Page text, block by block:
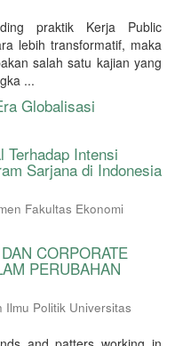
praktik Kerja Public
lebih transformatif, maka
salah satu kajian yang
...
Globalisasi
Terhadap Intensi
Sarjana di Indonesia
Fakultas Ekonomi
CORPORATE
PERUBAHAN
Ilmu Politik Universitas